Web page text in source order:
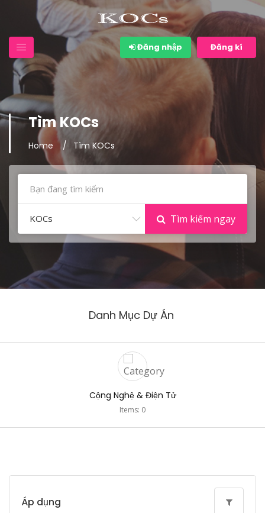
Đăng nhập Đăng kí
Tìm KOCs
Home Tìm KOCs
KOCs Tìm kiếm ngay
Danh Mục Dự Án
Cộng Nghệ & Điện Tử
Items: 0
Áp dụng